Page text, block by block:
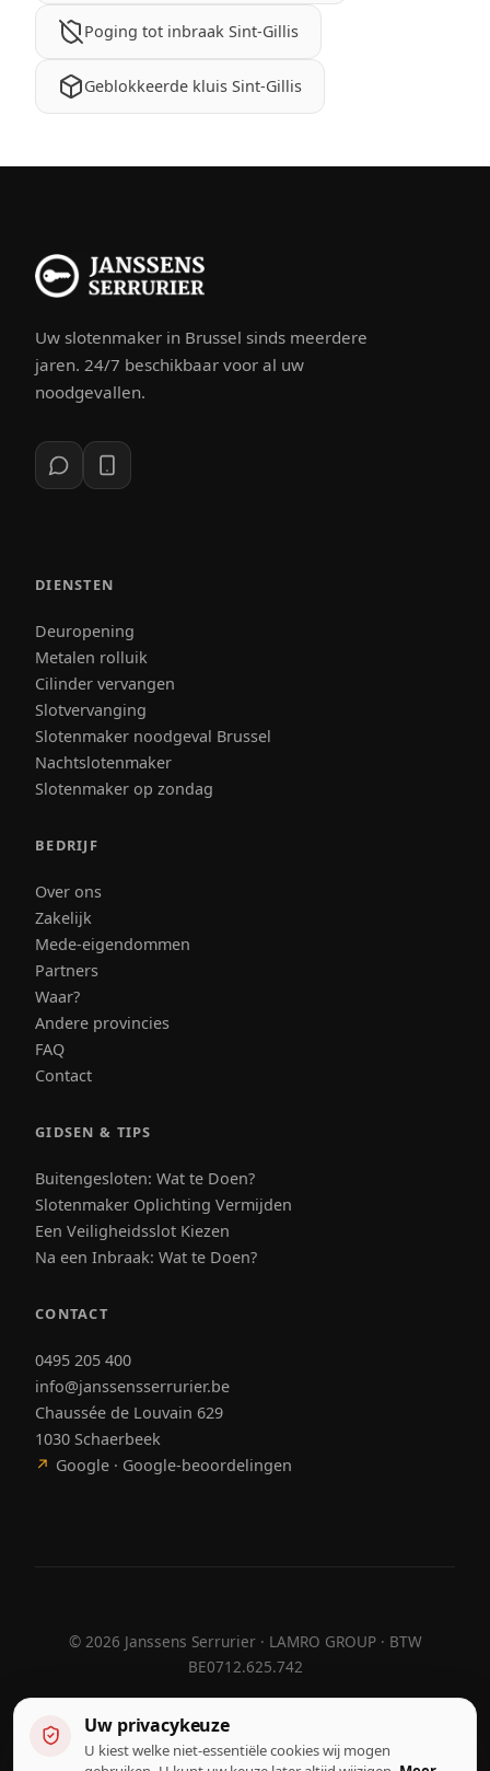
Poging tot inbraak Sint-Gillis
Geblokkeerde kluis Sint-Gillis
Uw slotenmaker in Brussel sinds meerdere
jaren. 24/7 beschikbaar voor al uw
noodgevallen.
DIENSTEN
Deuropening
Metalen rolluik
Cilinder vervangen
Slotvervanging
Slotenmaker noodgeval Brussel
Nachtslotenmaker
Slotenmaker op zondag
BEDRIJF
Over ons
Zakelijk
Mede-eigendommen
Partners
Waar?
Andere provincies
FAQ
Contact
GIDSEN & TIPS
Buitengesloten: Wat te Doen?
Slotenmaker Oplichting Vermijden
Een Veiligheidsslot Kiezen
Na een Inbraak: Wat te Doen?
CONTACT
0495 205 400
info@janssensserrurier.be
Chaussée de Louvain 629
1030 Schaerbeek
↗ Google · Google-beoordelingen
© 2026 Janssens Serrurier · LAMRO GROUP · BTW
BE0712.625.742
Ontworpen doorHebora
Hebora
Uw privacykeuze
U kiest welke niet-essentiële cookies wij mogen